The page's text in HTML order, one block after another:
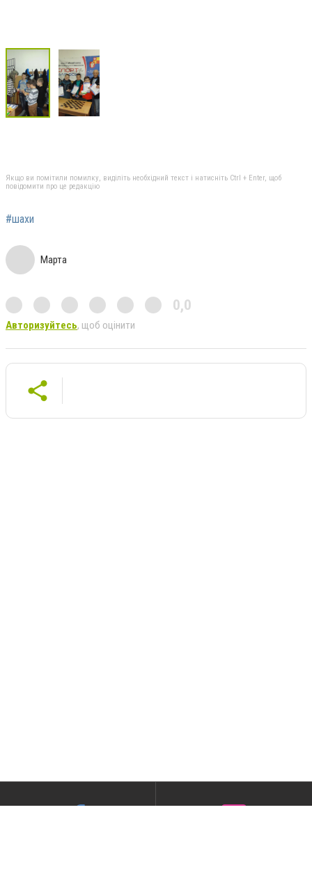
Якщо ви помітили помилку, виділіть необхідний текст і натисніть Ctrl + Enter, щоб
повідомити про це редакцію
#шахи
Марта
0,0
Авторизуйтесь, щоб оцінити